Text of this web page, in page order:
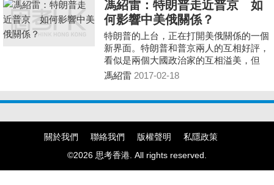
馮紹雷：特朗普走近普京 如
何影響中美俄關係？
特朗普的上台，正在打開美俄關係的一個
新界面。特朗普和普京兩人的互相好評，
看似是兩個大國政治家的互相溢美，但
是，傳送出的不光是要使自己國家“更偉
礙？
馮紹雷 2017-02-18
關於我們 聯絡我們 版權聲明
私隱政策
©2026 思考香港. All rights reserved.